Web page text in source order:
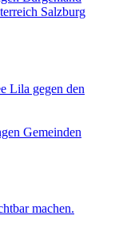
Salzburg
Lila gegen den
Gemeinden
machen.